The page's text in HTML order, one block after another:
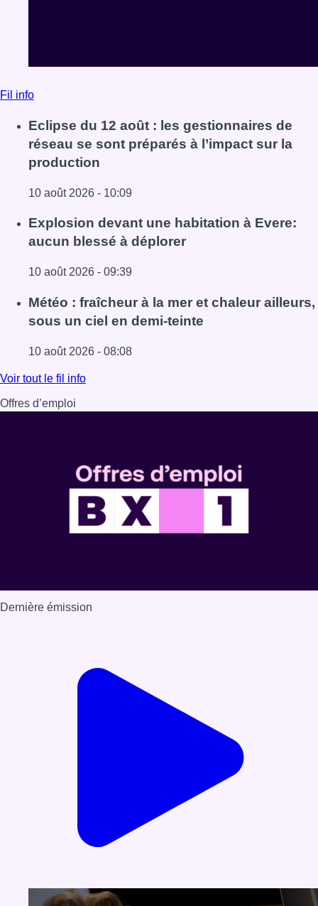
Fil info
Eclipse du 12 août : les gestionnaires de
réseau se sont préparés à l’impact sur la
production
10 août 2026 - 10:09
Lire l'article Eclipse du 12 août : les gestionnaires de
Explosion devant une habitation à Evere:
aucun blessé à déplorer
10 août 2026 - 09:39
Lire l'article Explosion devant une habitation à Evere:
Météo : fraîcheur à la mer et chaleur ailleurs,
sous un ciel en demi-teinte
10 août 2026 - 08:08
Lire l'article Météo : fraîcheur à la mer et chaleur ailleurs,
Voir tout le fil info
Offres d’emploi
Dernière émission